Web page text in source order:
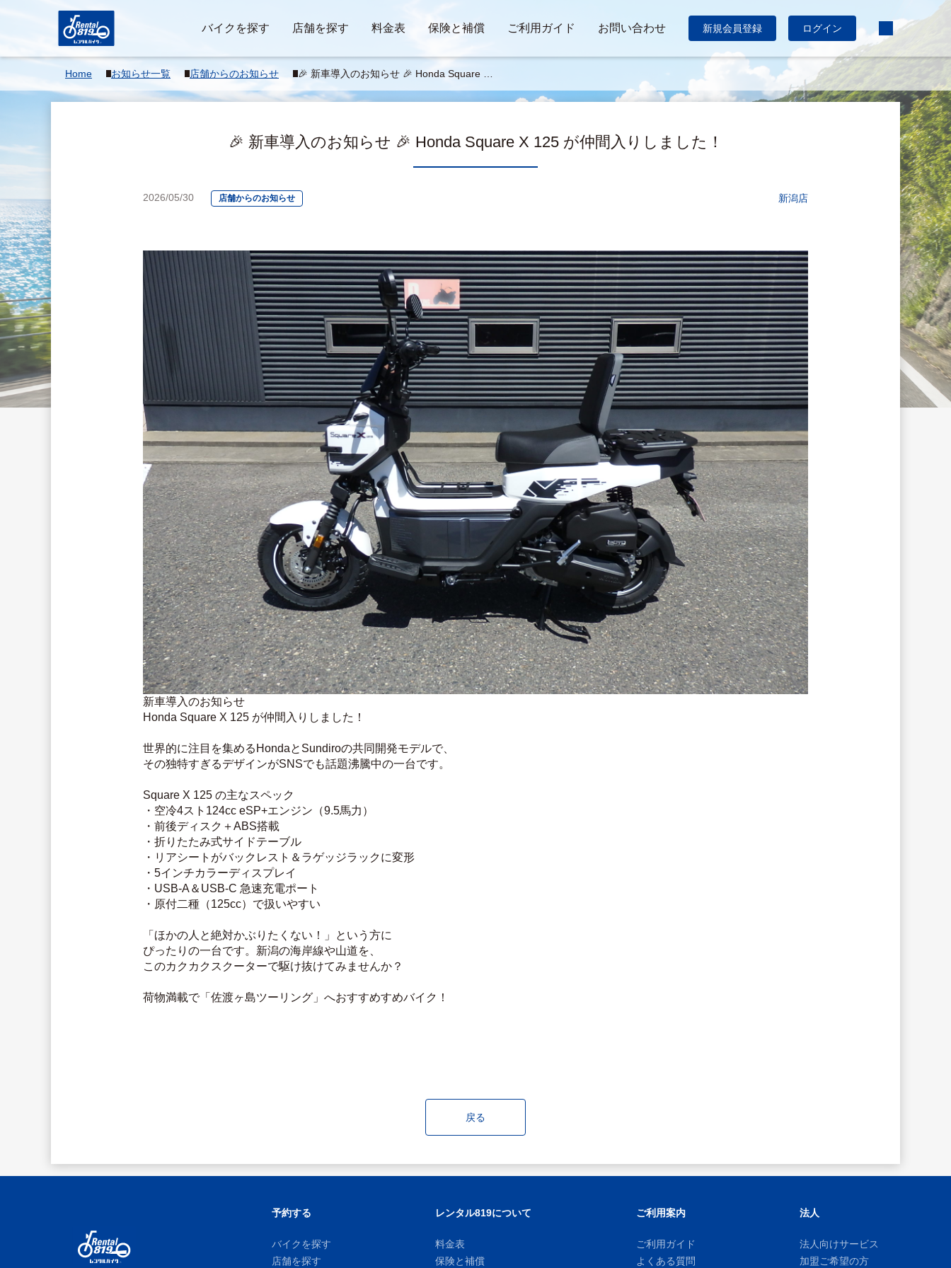
バイクを探す 店舗を探す 料金表 保険と補償 ご利用ガイド お問い合わせ 新規会員登録 ログイン
Home お知らせ一覧 店舗からのお知らせ
🎉 新車導入のお知らせ 🎉 Honda Square X
125 が仲間入りしました！
🎉 新車導入のお知らせ 🎉 Honda Square X 125 が仲間入りしました！
2026/05/30 店舗からのお知らせ 新潟店
新車導入のお知らせ
Honda Square X 125 が仲間入りしました！
世界的に注目を集めるHondaとSundiroの共同開発モデルで、
その独特すぎるデザインがSNSでも話題沸騰中の一台です。
Square X 125 の主なスペック
・空冷4スト124cc eSP+エンジン（9.5馬力）
・前後ディスク＋ABS搭載
・折りたたみ式サイドテーブル
・リアシートがバックレスト＆ラゲッジラックに変形
・5インチカラーディスプレイ
・USB-A＆USB-C 急速充電ポート
・原付二種（125cc）で扱いやすい
「ほかの人と絶対かぶりたくない！」という方に
ぴったりの一台です。新潟の海岸線や山道を、
このカクカクスクーターで駆け抜けてみませんか？
荷物満載で「佐渡ヶ島ツーリング」へおすすめすめバイク！
戻る
予約する
バイクを探す
店舗を探す
レンタル819について
料金表
保険と補償
ご利用案内
ご利用ガイド
よくある質問
法人
法人向けサービス
加盟ご希望の方